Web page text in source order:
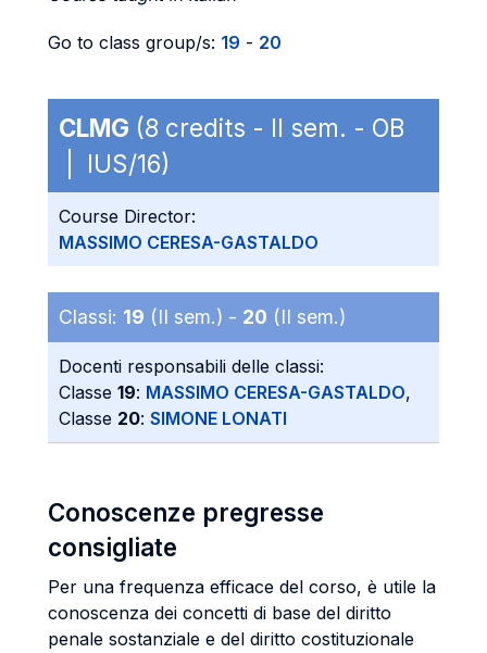
Go to class group/s: 19 - 20
CLMG (8 credits - II sem. - OB
| IUS/16)
Course Director:
MASSIMO CERESA-GASTALDO
Classi: 19 (II sem.) - 20 (II sem.)
Docenti responsabili delle classi:
Classe 19: MASSIMO CERESA-GASTALDO,
Classe 20: SIMONE LONATI
Conoscenze pregresse
consigliate
Per una frequenza efficace del corso, è utile la
conoscenza dei concetti di base del diritto
penale sostanziale e del diritto costituzionale